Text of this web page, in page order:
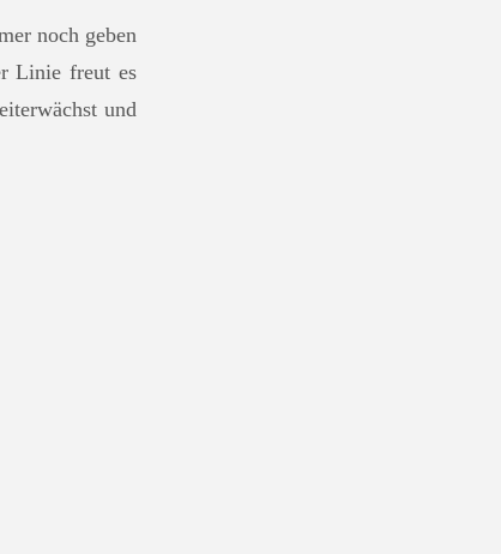
noch geben
Linie freut es
und